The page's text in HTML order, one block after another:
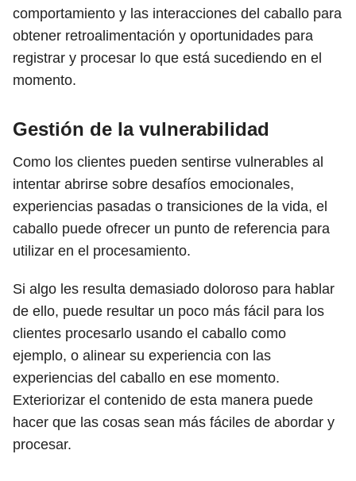
comportamiento y las interacciones del caballo para
obtener retroalimentación y oportunidades para
registrar y procesar lo que está sucediendo en el
momento.
Gestión de la vulnerabilidad
Como los clientes pueden sentirse vulnerables al
intentar abrirse sobre desafíos emocionales,
experiencias pasadas o transiciones de la vida, el
caballo puede ofrecer un punto de referencia para
utilizar en el procesamiento.
Si algo les resulta demasiado doloroso para hablar
de ello, puede resultar un poco más fácil para los
clientes procesarlo usando el caballo como
ejemplo, o alinear su experiencia con las
experiencias del caballo en ese momento.
Exteriorizar el contenido de esta manera puede
hacer que las cosas sean más fáciles de abordar y
procesar.